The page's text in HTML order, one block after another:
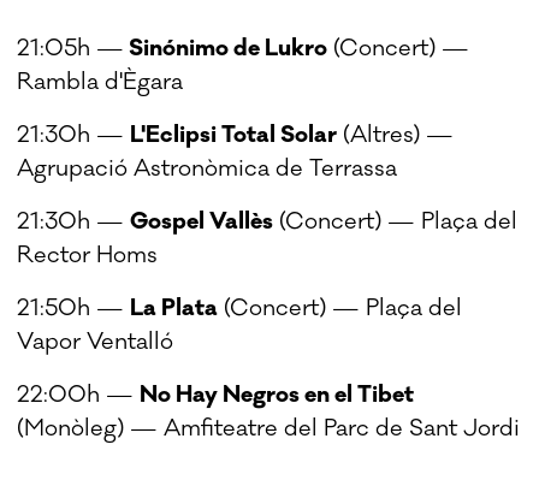
21:05h — Sinónimo de Lukro (Concert) —
Rambla d'Ègara
21:30h — L'Eclipsi Total Solar (Altres) —
Agrupació Astronòmica de Terrassa
21:30h —Gospel Vallès (Concert) — Plaça del
Rector Homs
21:50h — La Plata (Concert) — Plaça del
Vapor Ventalló
22:00h — No Hay Negros en el Tibet
(Monòleg) — Amfiteatre del Parc de Sant Jordi